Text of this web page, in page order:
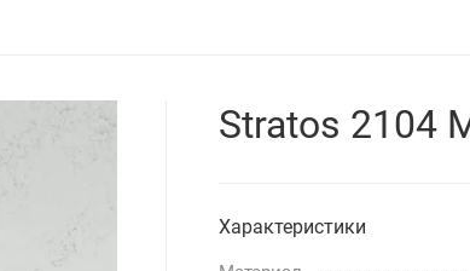
Stratos 2104
Характеристики